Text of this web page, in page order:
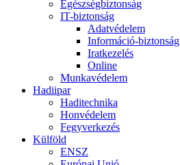
Egészségbiztonság
IT-biztonság
Adatvédelem
Információ-biztonság
Iratkezelés
Online
Munkavédelem
Hadiipar
Haditechnika
Honvédelem
Fegyverkezés
Külföld
ENSZ